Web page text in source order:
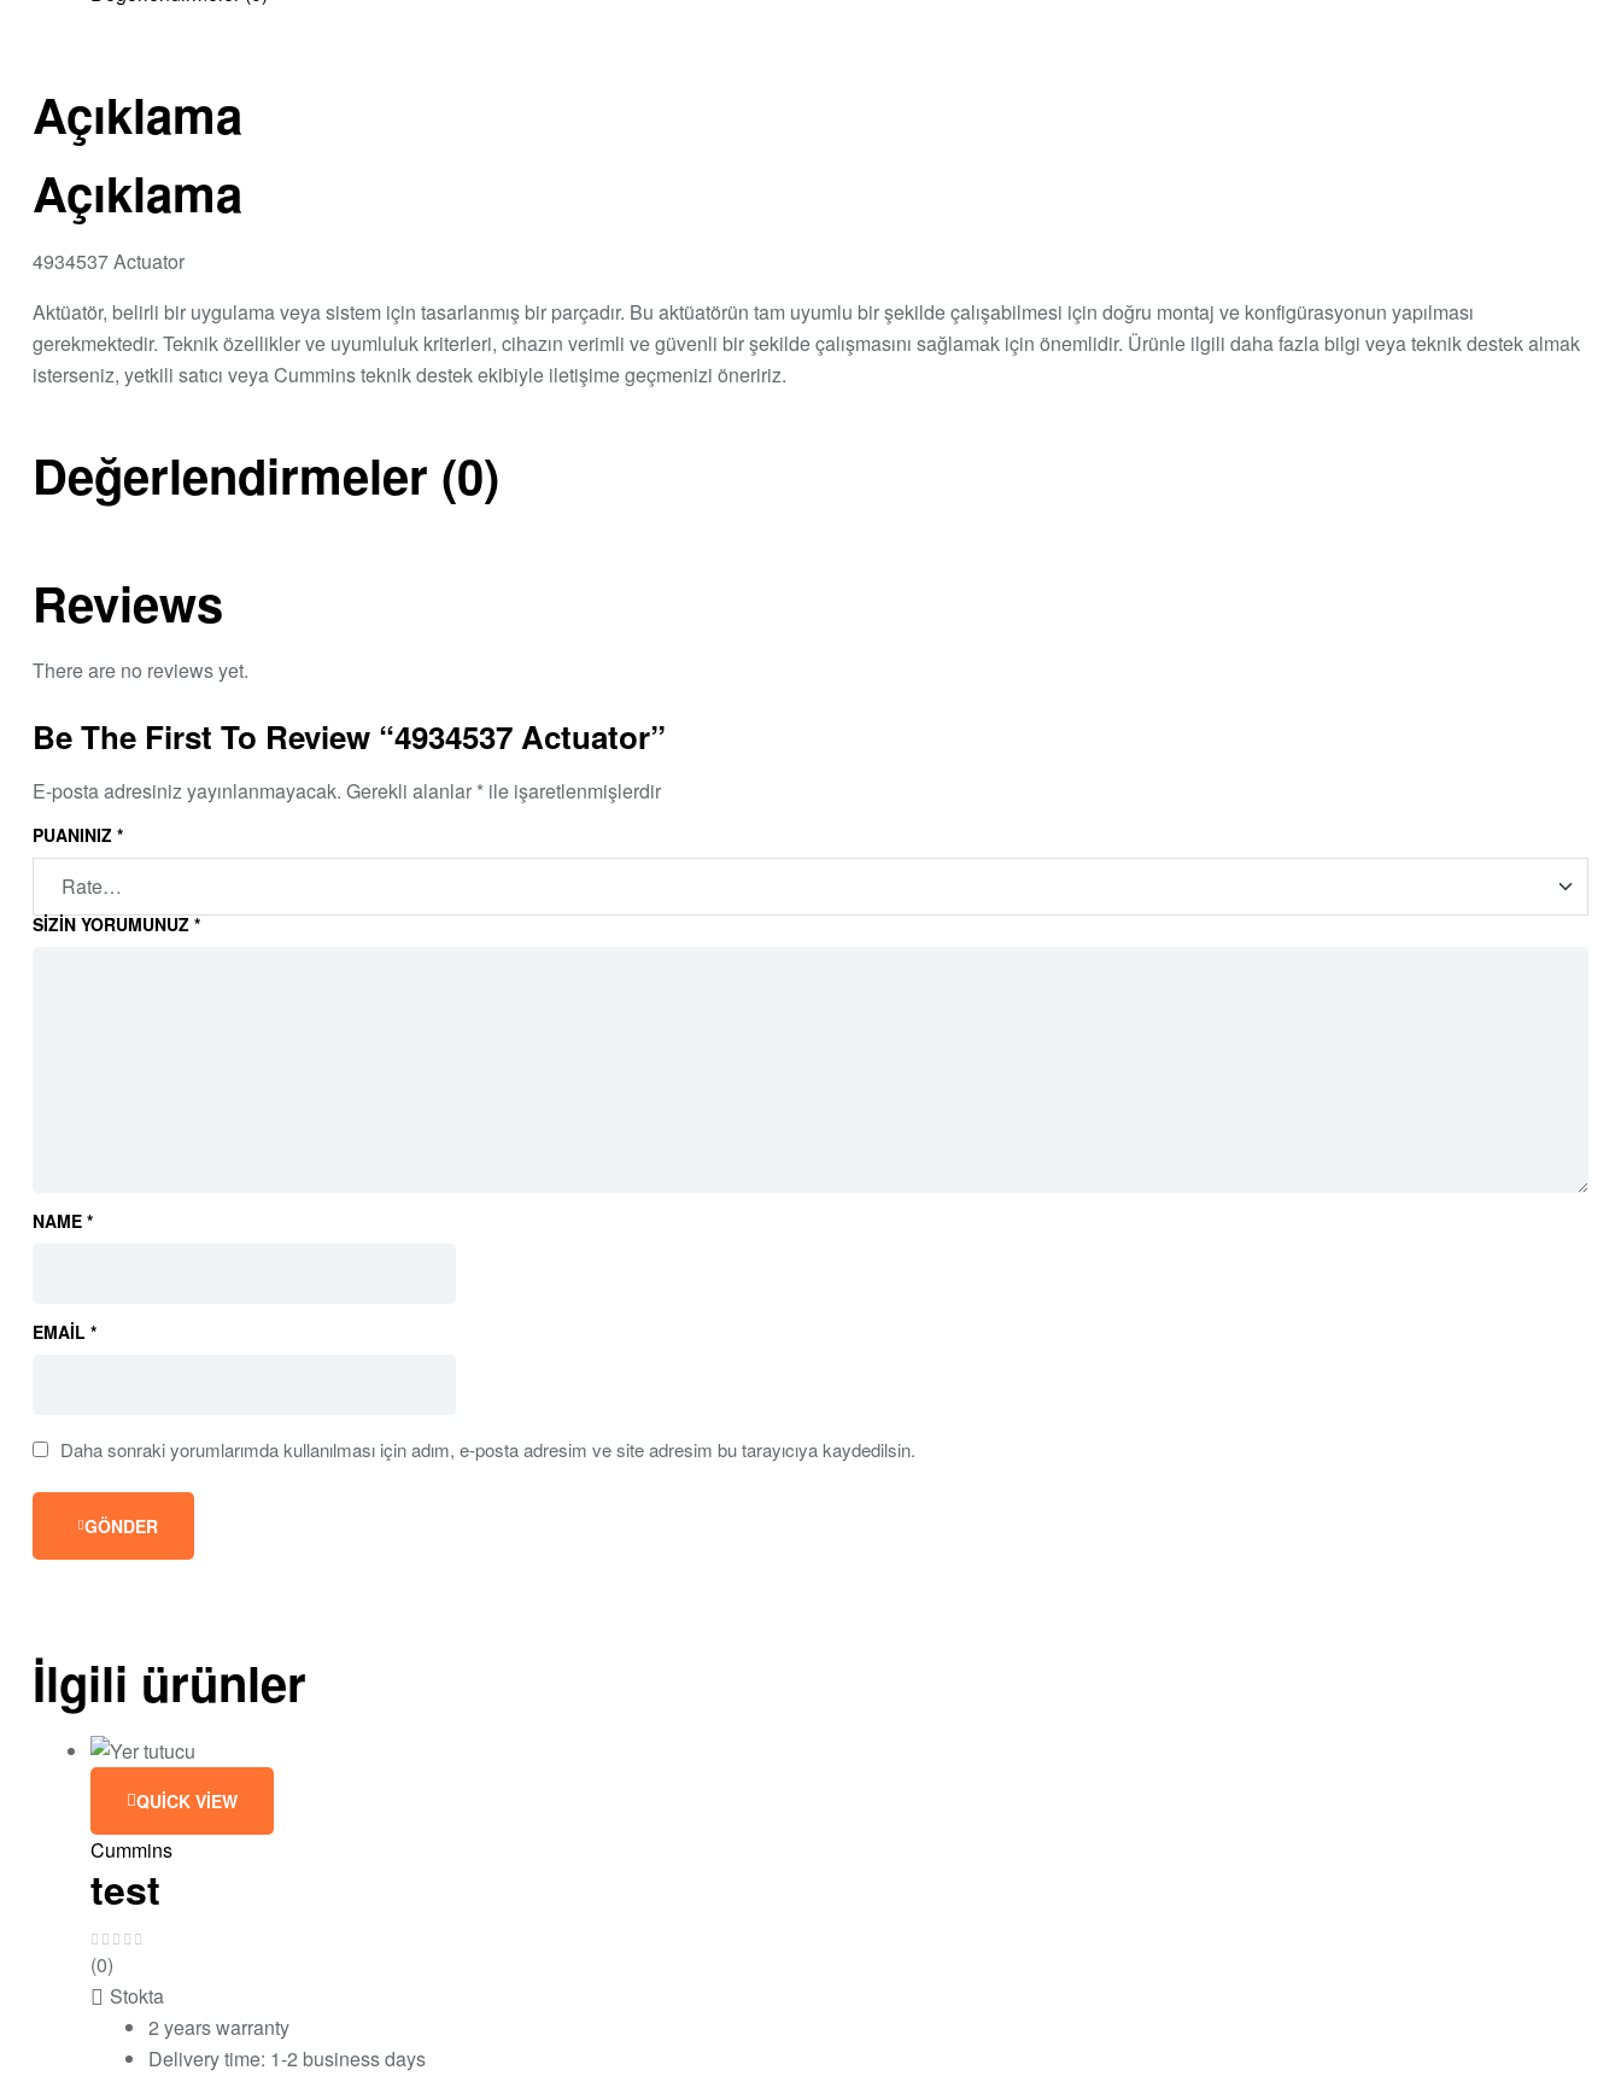
Açıklama
Açıklama
4934537 Actuator
Aktüatör, belirli bir uygulama veya sistem için tasarlanmış bir parçadır. Bu aktüatörün tam uyumlu bir şekilde çalışabilmesi için doğru montaj ve konfigürasyonun yapılması
gerekmektedir. Teknik özellikler ve uyumluluk kriterleri, cihazın verimli ve güvenli bir şekilde çalışmasını sağlamak için önemlidir. Ürünle ilgili daha fazla bilgi veya teknik destek almak
isterseniz, yetkili satıcı veya Cummins teknik destek ekibiyle iletişime geçmenizi öneririz.
Değerlendirmeler (0)
Reviews
There are no reviews yet.
Be The First To Review “4934537 Actuator”
E-posta adresiniz yayınlanmayacak. Gerekli alanlar * ile işaretlenmişlerdir
PUANINIZ *
SIZIN YORUMUNUZ *
NAME *
EMAIL *
Daha sonraki yorumlarımda kullanılması için adım, e-posta adresim ve site adresim bu tarayıcıya kaydedilsin.
GÖNDER
İlgili ürünler
QUICK VIEW
Cummins
test
(0)
Stokta
2 years warranty
Delivery time: 1-2 business days